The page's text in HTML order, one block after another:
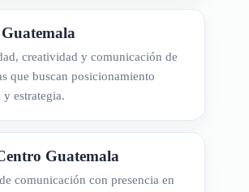
creatividad y comunicación de
que buscan posicionamiento
y estrategia.
Guatemala
comunicación con presencia en